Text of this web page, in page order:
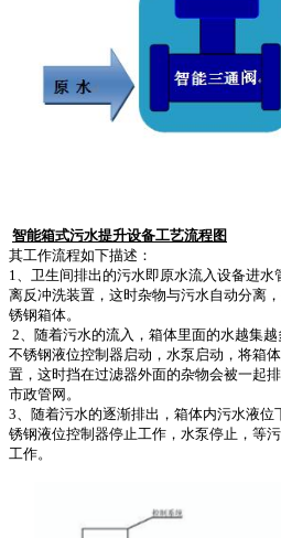
智能箱式污水提升设备工艺流程图
其工作流程如下描述：
1、卫生间排出的污水即原水流入设备进
离反冲洗装置，这时杂物与污水自动分离
锈钢箱体。
2、随着污水的流入，箱体里面的水越集
不锈钢液位控制器启动，水泵启动，将箱
置，这时挡在过滤器外面的杂物会被一起
市政管网。
3、随着污水的逐渐排出，箱体内污水液
锈钢液位控制器停止工作，水泵停止，等
工作。